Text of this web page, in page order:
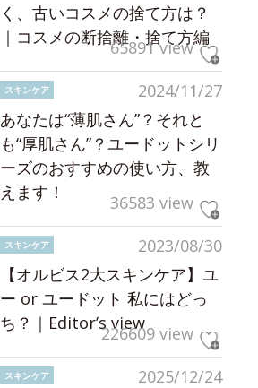
く、古いコスメの捨て方は？
｜コスメの断捨離・捨て方編
65891 view
2024/11/27
スキンケア
あなたは“薄肌さん”？それと
も“厚肌さん”？ユードットシリ
ーズのおすすめの使い方、教
えます！
36583 view
2023/08/30
スキンケア
【オルビス2大スキンケア】ユ
ー or ユードット 私にはどっ
ち？｜Editor’s view226609 view
2025/12/24
スキンケア